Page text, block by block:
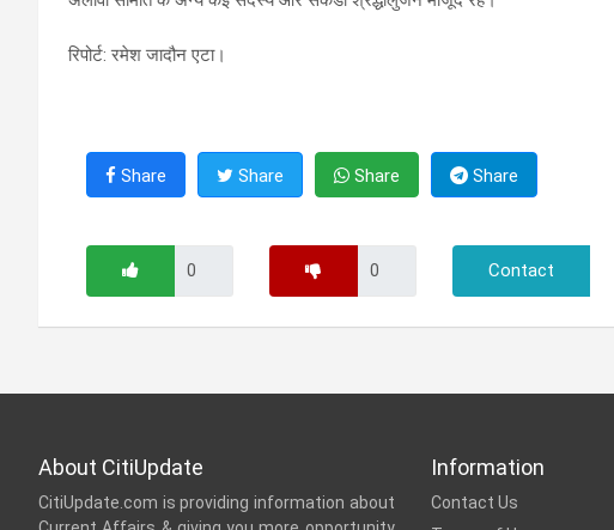
रिपोर्ट: रमेश जादौन एटा।
Share Share Share Share
Contact
About CitiUpdate
CitiUpdate.com is providing information about
Information
Contact Us